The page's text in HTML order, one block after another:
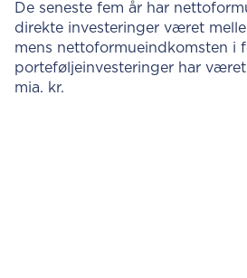
De seneste fem år har
direkte investeringer været
mens nettoformueindkomsten i
porteføljeinvesteringer har
mia. kr.